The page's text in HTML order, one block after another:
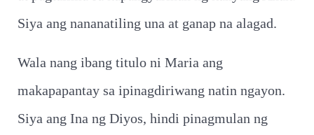
Siya ang nananatiling una at ganap na alagad.
Wala nang ibang titulo ni Maria ang
makapapantay sa ipinagdiriwang natin ngayon.
Siya ang Ina ng Diyos, hindi pinagmulan ng